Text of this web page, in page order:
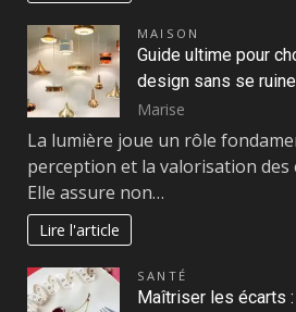
MAISON
Guide ultime pour
design sans se
Marise
La lumière joue un rôle
perception et la valorisation des
Elle assure non…
Lire l'article
SANTÉ
Maîtriser les écarts